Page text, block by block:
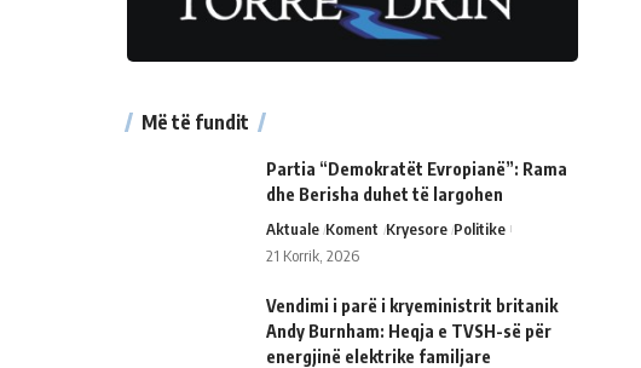
Më të fundit
Partia “Demokratët Evropianë”: Rama
dhe Berisha duhet të largohen
Aktuale Koment Kryesore Politike
21 Korrik, 2026
Vendimi i parë i kryeministrit britanik
Andy Burnham: Heqja e TVSH-së për
energjinë elektrike familjare